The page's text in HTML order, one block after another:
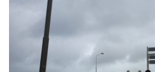
De ochtend van Sleutelstad
6.00 - 12.00 uur
Vorig uur
Inklappen